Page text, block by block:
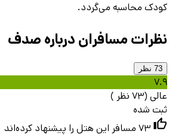
کودک محاسبه می‌گردد.
نظرات مسافران درباره صدف
73 نظر
7.9
عالی (
73 نظر )
ثبت شده
73 مسافر این هتل را پیشنهاد کرده‌اند